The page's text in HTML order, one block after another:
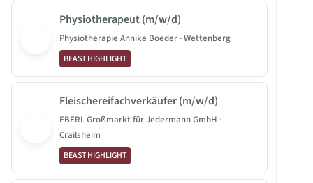
Physiotherapeut (m/w/d)
Physiotherapie Annike Boeder · Wettenberg
BEAST HIGHLIGHT
Fleischereifachverkäufer (m/w/d)
EBERL Großmarkt für Jedermann GmbH ·
Crailsheim
BEAST HIGHLIGHT